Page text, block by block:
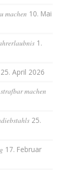
machen 10. Mai
1.
25. April 2026
machen
25.
17. Februar